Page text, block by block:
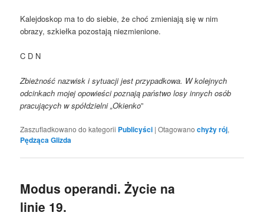
Kalejdoskop ma to do siebie, że choć zmieniają się w nim
obrazy, szkiełka pozostają niezmienione.
C D N
Zbieżność nazwisk i sytuacji jest przypadkowa. W kolejnych
odcinkach mojej opowieści poznają państwo losy innych osób
pracujących w spółdzielni „Okienko”
Zaszufladkowano do kategorii Publicyści |Otagowano chyży rój,
Pędząca Glizda
Modus operandi. Życie na
linie 19.